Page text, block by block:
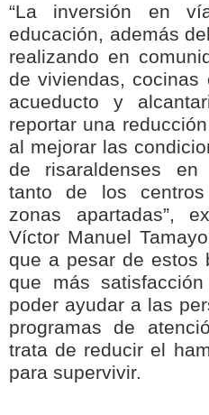
“La inversión en
educación, además
realizando en
de viviendas,
acueducto y
reportar una
al mejorar las
de risaraldenses en
tanto de los
zonas apartadas”,
Víctor Manuel
que a pesar de estos
que más
poder ayudar a las
programas de
trata de reducir el
para supervivir.